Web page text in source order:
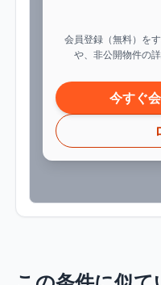
会員登録（無料）を
や、非公開物件の
今すぐ